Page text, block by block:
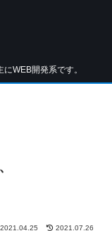
WEB開発系です。
2021.04.25 2021.07.26